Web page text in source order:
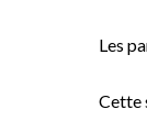
Les
Cette